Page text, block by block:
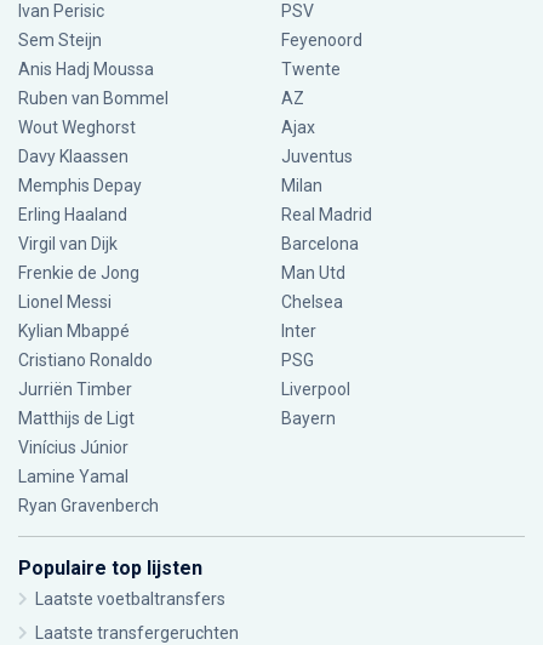
Ivan Perisic
Sem Steijn
Anis Hadj Moussa
Ruben van Bommel
Wout Weghorst
Davy Klaassen
Memphis Depay
Erling Haaland
Virgil van Dijk
Frenkie de Jong
Lionel Messi
Kylian Mbappé
Cristiano Ronaldo
Jurriën Timber
Matthijs de Ligt
Vinícius Júnior
Lamine Yamal
Ryan Gravenberch
PSV
Feyenoord
Twente
AZ
Ajax
Juventus
Milan
Real Madrid
Barcelona
Man Utd
Chelsea
Inter
PSG
Liverpool
Bayern
Populaire top lijsten
Laatste voetbaltransfers
Laatste transfergeruchten